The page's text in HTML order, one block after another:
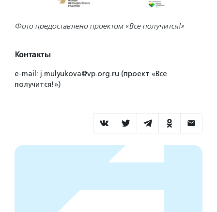
Фото предоставлено проектом «Все получится!»
Контакты
e-mail: j.mulyukova@vp.org.ru (проект «Все
получится!»)